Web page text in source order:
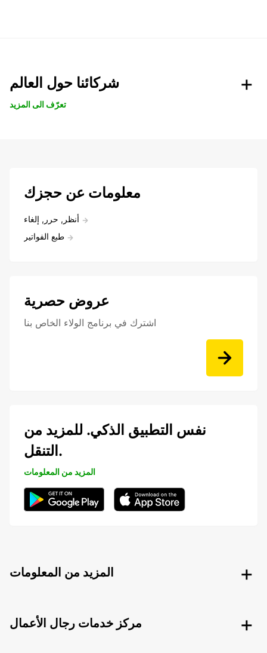
شركائنا حول العالم
تعرّف الى المزيد
معلومات عن حجزك
أنظر, حرر, إلغاء
طبع الفواتير
عروض حصرية
اشترك في برنامج الولاء الخاص بنا
نفس التطبيق الذكي. للمزيد من
التنقل.
المزيد من المعلومات
المزيد من المعلومات
مركز خدمات رجال الأعمال